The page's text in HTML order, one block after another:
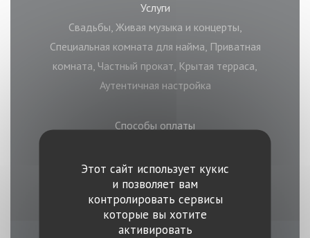
Этот сайт использует кукис
и позволяет вам
контролировать сервисы
которые вы хотите
активировать
Услуги
Свадьбы, Живая музыка и концерты,
Специальная комната для найма, Приватная
комната, Частный прокат, Крытая терраса,
Аутентичная настройка
Способы оплаты
Mastercard, Денежные средства, виза, American
Express